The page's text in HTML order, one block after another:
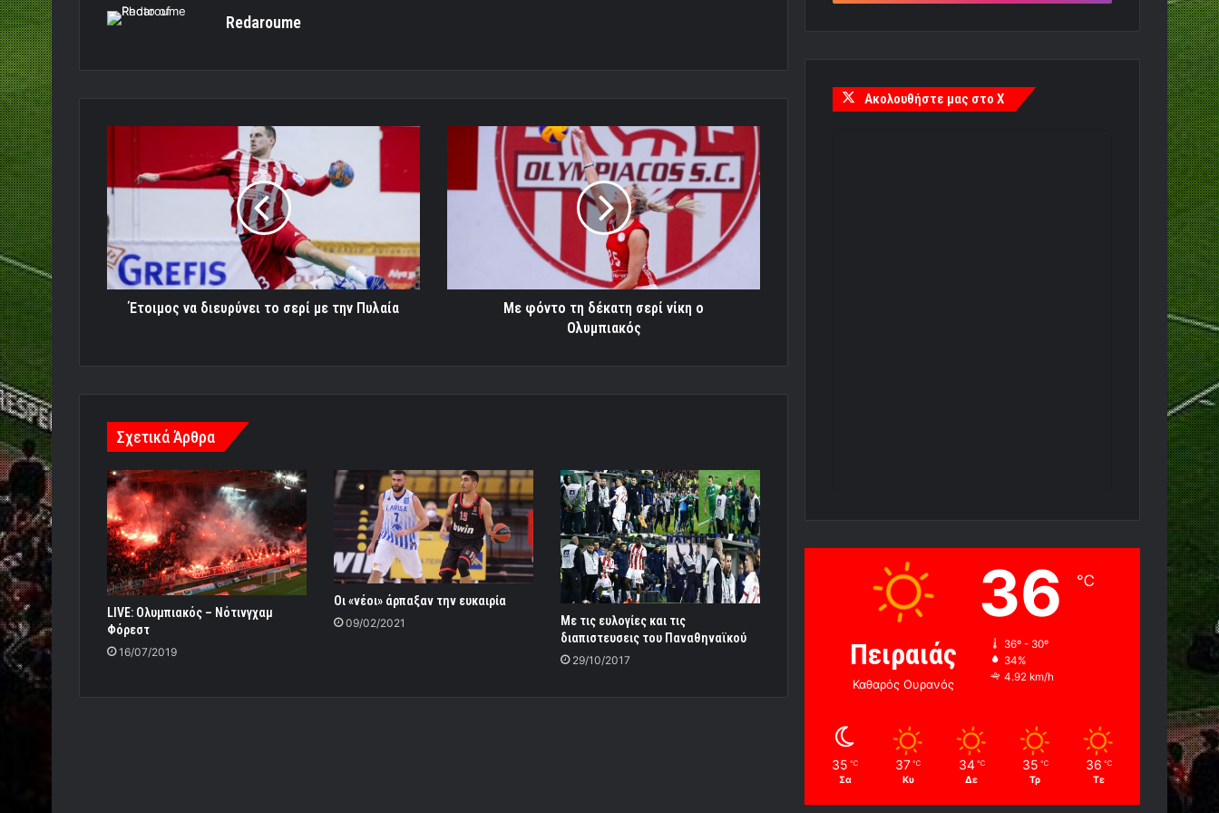
Redaroume
διευρύνει
το
σερί
με
την
Πυλαία
Έτοιμος να διευρύνει το σερί με την Πυλαία
φόντο
δέκατη
Με φόντο τη δέκατη σερί νίκη ο
Ολυμπιακός
Σχετικά Άρθρα
LIVE: Ολυμπιακός – Νότινγχαμ
Φόρεστ
16/07/2019
Οι «νέοι» άρπαξαν την ευκαιρία
09/02/2021
Με τις ευλογίες και τις
διαπιστευσεις του Παναθηναϊκού
29/10/2017
Ακολουθήστε μας στο X
Πειραιάς
Καθαρός Ουρανός
36 ℃
36º - 30º
34%
4.92 km/h
35 ℃
Σα
37 ℃
Κυ
34 ℃
Δε
35 ℃
Τρ
36 ℃
Τε